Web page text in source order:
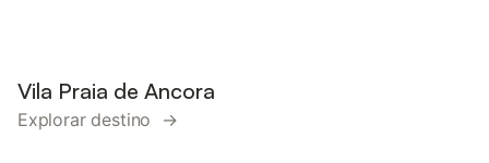
Vila Praia de Ancora
Explorar destino →